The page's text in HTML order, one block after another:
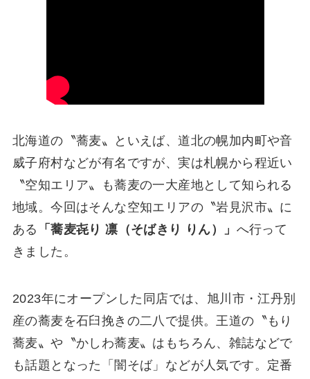
北海道の〝蕎麦〟といえば、道北の幌加内町や音
威子府村などが有名ですが、実は札幌から程近い
〝空知エリア〟も蕎麦の一大産地として知られる
地域。今回はそんな空知エリアの〝岩見沢市〟に
ある
「蕎麦㐂り 凛（そばきり りん）」 へ行って
きました。
2023年にオープンした同店では、旭川市・江丹別
産の蕎麦を石臼挽きの二八で提供。王道の〝もり
蕎麦〟や〝かしわ蕎麦〟はもちろん、雑誌などで
も話題となった「闇そば」などが人気です。定番